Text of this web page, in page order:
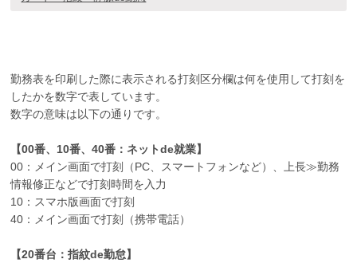
勤務表を印刷した際に表示される打刻区分欄は何を使用して打刻を
したかを数字で表しています。
数字の意味は以下の通りです。
【00番、10番、40番：ネットde就業】
00：メイン画面で打刻（PC、スマートフォンなど）、上長≫勤務
情報修正などで打刻時間を入力
10：スマホ版画面で打刻
40：メイン画面で打刻（携帯電話）
【20番台：指紋de勤怠】